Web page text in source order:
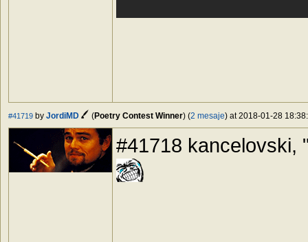
#41719 by JordiMD (Poetry Contest Winner) (2 mesaje) at 2018-01-28
#41718 kancelovski,